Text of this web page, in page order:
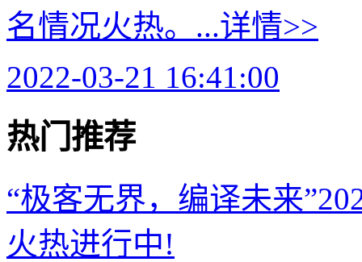
名情况火热。...详情>>
2022-03-21 16:41:00
热门推荐
“极客无界，编译未来
火热进行中!